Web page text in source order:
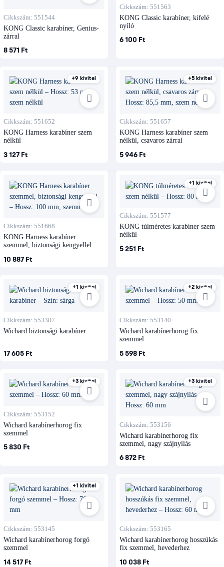
Cikkszám: 551544
KONG Classic karabíner, Genius-
zárral
8 571 Ft
Cikkszám: 551563
KONG Classic karabíner, kifelé
nyíló
6 100 Ft
+9 kivitel
Cikkszám: 551652
KONG Harness karabíner szem
nélkül
3 127 Ft
+5 kivitel
Cikkszám: 551657
KONG Harness karabíner szem
nélkül, csavaros zárral
5 946 Ft
Cikkszám: 551668
KONG Harness karabíner
szemmel, biztonsági kengyellel
10 887 Ft
+1 kivitel
Cikkszám: 551577
KONG túlméretes karabíner szem
nélkül
5 251 Ft
+1 kivitel
Cikkszám: 553387
Wichard biztonsági karabíner
17 605 Ft
+2 kivitel
Cikkszám: 553140
Wichard karabínerhorog fix
szemmel
5 598 Ft
+3 kivitel
Cikkszám: 553152
Wichard karabínerhorog fix
szemmel
5 830 Ft
+3 kivitel
Cikkszám: 553156
Wichard karabínerhorog fix
szemmel, nagy szájnyílás
6 872 Ft
+1 kivitel
Cikkszám: 553145
Wichard karabínerhorog forgó
szemmel
14 517 Ft
Cikkszám: 553165
Wichard karabínerhorog hosszúkás
fix szemmel, hevederhez
10 038 Ft